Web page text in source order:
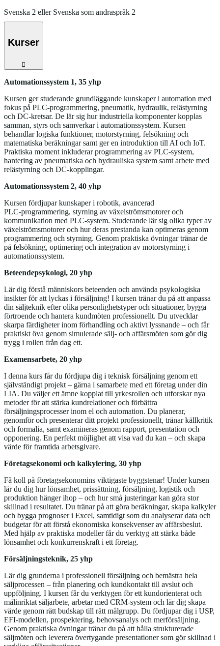
Svenska 2 eller Svenska som andraspråk 2
Kurser
Automationssystem 1, 35 yhp
Kursen ger studerande grundläggande kunskaper i automation med
fokus på PLC‑programmering, pneumatik, hydraulik, relästyrning
och DC‑kretsar. De lär sig hur industriella komponenter kopplas
samman, styrs och samverkar i automationssystem. Kursen
behandlar logiska funktioner, motorstyrning, felsökning och
matematiska beräkningar samt ger en introduktion till AI och IoT.
Praktiska moment inkluderar programmering av PLC‑system,
hantering av pneumatiska och hydrauliska system samt arbete med
relästyrning och DC‑kopplingar.
Automationssystem 2, 40 yhp
Kursen fördjupar kunskaper i robotik, avancerad
PLC‑programmering, styrning av växelströmsmotorer och
kommunikation med PLC‑system. Studerande lär sig olika typer av
växelströmsmotorer och hur deras prestanda kan optimeras genom
programmering och styrning. Genom praktiska övningar tränar de
på felsökning, optimering och integration av motorstyrning i
automationssystem.
Beteendepsykologi, 20 yhp
Lär dig förstå människors beteenden och använda psykologiska
insikter för att lyckas i försäljning! I kursen tränar du på att anpassa
din säljteknik efter olika personlighetstyper och situationer, bygga
förtroende och hantera kundmöten professionellt. Du utvecklar
skarpa färdigheter inom förhandling och aktivt lyssnande – och får
praktiskt öva genom simulerade sälj- och affärsmöten som gör dig
trygg i rollen från dag ett.
Examensarbete, 20 yhp
I denna kurs får du fördjupa dig i teknisk försäljning genom ett
självständigt projekt – gärna i samarbete med ett företag under din
LIA. Du väljer ett ämne kopplat till yrkesrollen och utforskar nya
metoder för att stärka kundrelationer och förbättra
försäljningsprocesser inom el och automation. Du planerar,
genomför och presenterar ditt projekt professionellt, tränar källkritik
och formalia, samt examineras genom rapport, presentation och
opponering. En perfekt möjlighet att visa vad du kan – och skapa
värde för framtida arbetsgivare.
Företagsekonomi och kalkylering, 30 yhp
Få koll på företagsekonomins viktigaste byggstenar! Under kursen
lär du dig hur lönsamhet, prissättning, försäljning, logistik och
produktion hänger ihop – och hur små justeringar kan göra stor
skillnad i resultatet. Du tränar på att göra beräkningar, skapa kalkyler
och bygga prognoser i Excel, samtidigt som du analyserar data och
budgetar för att förstå ekonomiska konsekvenser av affärsbeslut.
Med hjälp av praktiska modeller får du verktyg att stärka både
lönsamhet och konkurrenskraft i ett företag.
Försäljningsteknik, 25 yhp
Lär dig grunderna i professionell försäljning och bemästra hela
säljprocessen – från planering och kundkontakt till avslut och
uppföljning. I kursen får du verktygen för ett kundorienterat och
målinriktat säljarbete, arbetar med CRM‑system och lär dig skapa
värde genom rätt budskap till rätt målgrupp. Du fördjupar dig i USP,
EFI‑modellen, prospektering, behovsanalys och merförsäljning.
Genom praktiska övningar tränar du på att hålla strukturerade
säljmöten och leverera övertygande presentationer som gör skillnad i